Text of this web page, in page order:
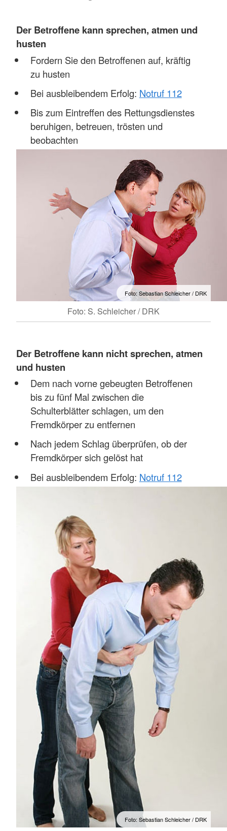
Der Betroffene kann sprechen, atmen und
husten
Fordern Sie den Betroffenen auf, kräftig
zu husten
Bei ausbleibendem Erfolg: Notruf 112
Bis zum Eintreffen des Rettungsdienstes
beruhigen, betreuen, trösten und
beobachten
Foto: Sebastian Schleicher / DRK
Foto: S. Schleicher / DRK
Der Betroffene kann nicht sprechen, atmen
und husten
Dem nach vorne gebeugten Betroffenen
bis zu fünf Mal zwischen die
Schulterblätter schlagen, um den
Fremdkörper zu entfernen
Nach jedem Schlag überprüfen, ob der
Fremdkörper sich gelöst hat
Bei ausbleibendem Erfolg: Notruf 112
Foto: Sebastian Schleicher / DRK